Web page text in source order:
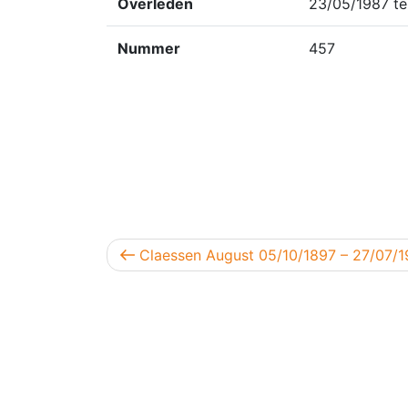
Overleden 23/05/1987
Nummer 457
Berichtnavigatie
Vorig bericht
Claessen August 05/10/1897 – 27/07/